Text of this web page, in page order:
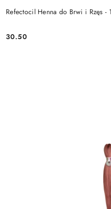
Refectocil Henna do Brwi i Rzęs -
Cena:
30.50